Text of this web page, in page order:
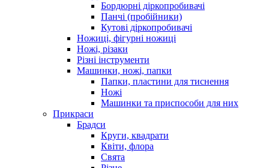
Бордюрні діркопробивачі
Панчі (пробійники)
Кутові діркопробивачі
Ножиці, фігурні ножиці
Ножі, різаки
Різні інструменти
Машинки, ножі, папки
Папки, пластини для тиснення
Ножі
Машинки та приспособи для них
Прикраси
Брадси
Круги, квадрати
Квіти, флора
Свята